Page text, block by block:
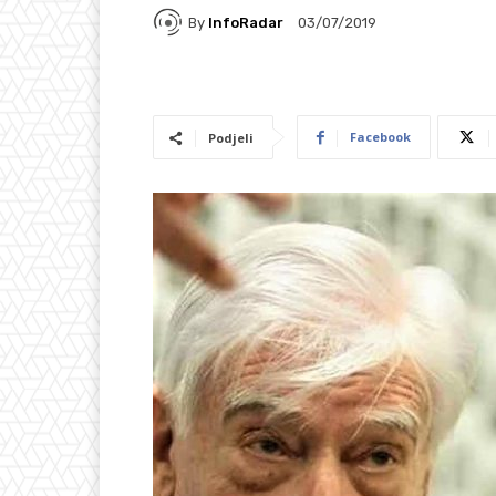
By InfoRadar 03/07/2019
Podjeli Facebook